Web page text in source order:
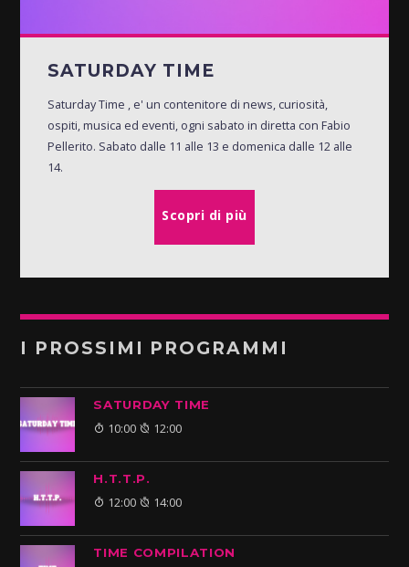
SATURDAY TIME
Saturday Time , e' un contenitore di news, curiosità,
ospiti, musica ed eventi, ogni sabato in diretta con Fabio
Pellerito. Sabato dalle 11 alle 13 e domenica dalle 12 alle
14.
Scopri di più
I PROSSIMI PROGRAMMI
SATURDAY TIME
10:00 12:00
H.T.T.P.
12:00 14:00
TIME COMPILATION